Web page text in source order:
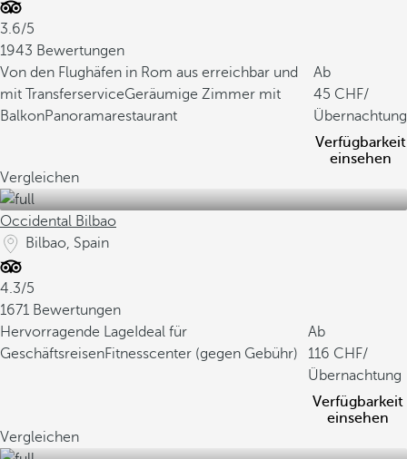
3.6/5
1943 Bewertungen
Von den Flughäfen in Rom aus erreichbar und
mit TransferserviceGeräumige Zimmer mit
BalkonPanoramarestaurant
Ab
45
/
Übernachtung
Verfügbarkeit
einsehen
Vergleichen
Occidental Bilbao
Bilbao, Spain
4.3/5
1671 Bewertungen
Hervorragende Lage Ideal für
GeschäftsreisenFitnesscenter (gegen Gebühr)
Ab
116
/
Übernachtung
Verfügbarkeit
einsehen
Vergleichen